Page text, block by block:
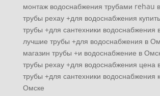
монтаж водоснабжения трубами rehau
трубы рехау +для водоснабжения
трубы +для сантехники водоснабжения
лучшие трубы +для водоснабжения в
магазин трубы +и водоснабжение в
трубы рехау +для водоснабжения цена
трубы +для сантехники водоснабжения
Омске